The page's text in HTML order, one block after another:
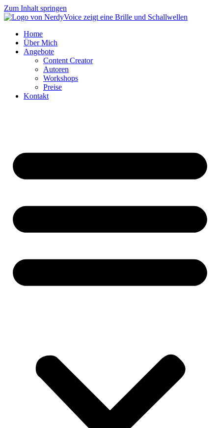
Zum Inhalt springen
Home
Über Mich
Angebote
Content Creator
Autoren
Workshops
Preise
Kontakt